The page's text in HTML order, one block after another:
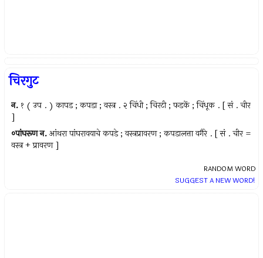
चिरगुट
न. १ ( उप . ) कापड ; कपडा ; वस्त्र . २ चिंधी ; चिरटी ; फडकें ; चिंधूक . [ सं . चीर
]
०पांघरूणन. आंथरा पांघरावयाचे कपडे ; वस्त्रप्रावरण ; कपडालत्ता वगैरे . [ सं . चीर =
वस्त्र + प्रावरण ]
RANDOM WORD
SUGGEST A NEW WORD!